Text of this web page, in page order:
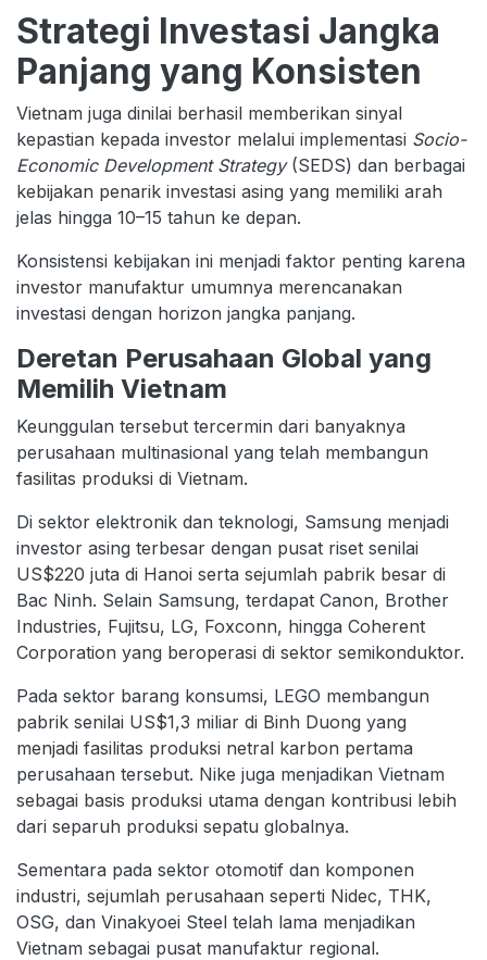
Strategi Investasi Jangka
Panjang yang Konsisten
Vietnam juga dinilai berhasil memberikan sinyal
kepastian kepada investor melalui implementasi Socio-
Economic Development Strategy(SEDS) dan berbagai
kebijakan penarik investasi asing yang memiliki arah
jelas hingga 10–15 tahun ke depan.
Konsistensi kebijakan ini menjadi faktor penting karena
investor manufaktur umumnya merencanakan
investasi dengan horizon jangka panjang.
Deretan Perusahaan Global yang
Memilih Vietnam
Keunggulan tersebut tercermin dari banyaknya
perusahaan multinasional yang telah membangun
fasilitas produksi di Vietnam.
Di sektor elektronik dan teknologi, Samsung menjadi
investor asing terbesar dengan pusat riset senilai
US$220 juta di Hanoi serta sejumlah pabrik besar di
Bac Ninh. Selain Samsung, terdapat Canon, Brother
Industries, Fujitsu, LG, Foxconn, hingga Coherent
Corporation yang beroperasi di sektor semikonduktor.
Pada sektor barang konsumsi, LEGO membangun
pabrik senilai US$1,3 miliar di Binh Duong yang
menjadi fasilitas produksi netral karbon pertama
perusahaan tersebut. Nike juga menjadikan Vietnam
sebagai basis produksi utama dengan kontribusi lebih
dari separuh produksi sepatu globalnya.
Sementara pada sektor otomotif dan komponen
industri, sejumlah perusahaan seperti Nidec, THK,
OSG, dan Vinakyoei Steel telah lama menjadikan
Vietnam sebagai pusat manufaktur regional.